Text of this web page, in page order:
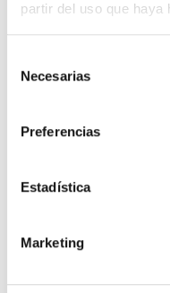
partir del uso que
Necesarias
Preferencias
Estadística
Marketing
confort digital